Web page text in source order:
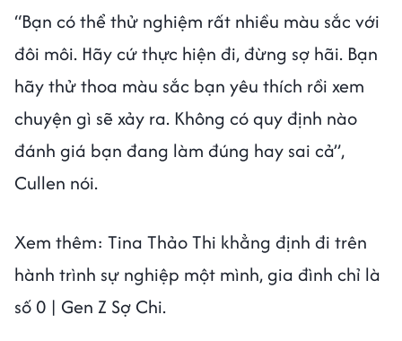
“Bạn có thể thử nghiệm rất nhiều màu sắc với
đôi môi. Hãy cứ thực hiện đi, đừng sợ hãi. Bạn
hãy thử thoa màu sắc bạn yêu thích rồi xem
chuyện gì sẽ xảy ra. Không có quy định nào
đánh giá bạn đang làm đúng hay sai cả”,
Cullen nói.
Xem thêm: Tina Thảo Thi khẳng định đi trên
hành trình sự nghiệp một mình, gia đình chỉ là
số 0 | Gen Z Sợ Chi.